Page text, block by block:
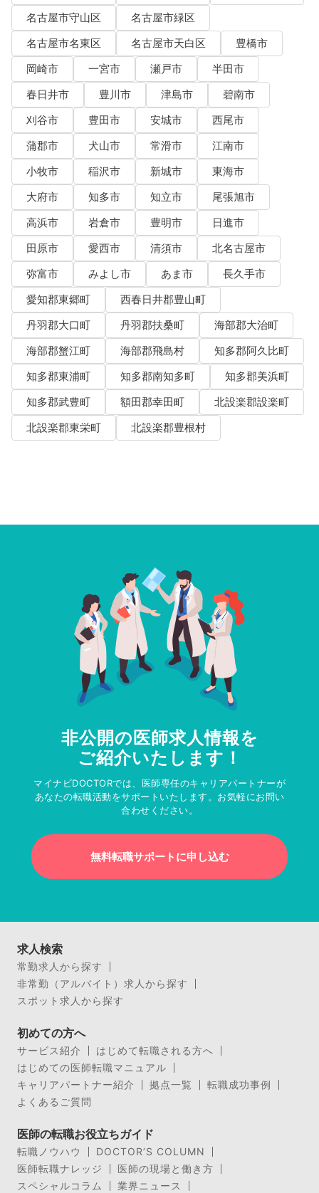
名古屋市守山区
名古屋市緑区
名古屋市名東区
名古屋市天白区
豊橋市
岡崎市
一宮市 瀬戸市
半田市
春日井市
豊川市 津島市
碧南市
刈谷市
豊田市 安城市
西尾市
蒲郡市
犬山市 常滑市
江南市
小牧市
稲沢市 新城市
東海市
大府市
知多市 知立市
尾張旭市
高浜市
岩倉市 豊明市
日進市
田原市
愛西市 清須市
北名古屋市
弥富市
みよし市 あま市
長久手市
愛知郡東郷町
西春日井郡豊山町
丹羽郡大口町
丹羽郡扶桑町
海部郡大治町
海部郡蟹江町
海部郡飛島村
知多郡阿久比町
知多郡東浦町
知多郡南知多町
知多郡美浜町
知多郡武豊町
額田郡幸田町
北設楽郡設楽町
北設楽郡東栄町
北設楽郡豊根村
非公開の医師求人情報を
ご紹介いたします！
マイナビDOCTORでは、医師専任のキャリアパートナーが
あなたの転職活動をサポートいたします。お気軽にお問い
合わせください。
無料転職サポートに申し込む
求人検索
常勤求人から探す
非常勤（アルバイト）求人から探す
スポット求人から探す
初めての方へ
サービス紹介
はじめて転職される方へ
はじめての医師転職マニュアル
キャリアパートナー紹介
拠点一覧
転職成功事例
よくあるご質問
医師の転職お役立ちガイド
転職ノウハウ
DOCTOR’S COLUMN
医師転職ナレッジ
医師の現場と働き方
スペシャルコラム
業界ニュース